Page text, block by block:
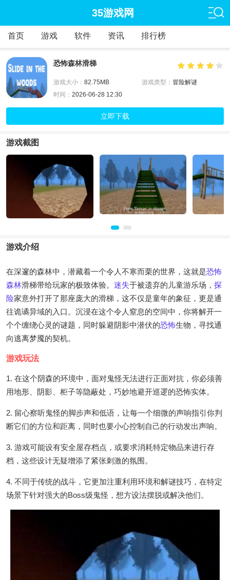
35游戏网
首页 游戏 软件 资讯 排行榜
恐怖森林滑梯
游戏大小： 82.75MB 游戏类型： 冒险解谜
时间： 2026-06-28 12:30
立即下载
游戏截图
游戏介绍
在深邃的森林中，潜藏着一个令人不寒而栗的世界，这就是恐怖
森林滑梯带给玩家的极致体验。 迷失于被遗弃的儿童游乐场， 探
险家意外打开了那座庞大的滑梯，这不仅是童年的象征，更是通
往诡谲异域的入口。沉浸在这个令人窒息的空间中，你将解开一
个个缠绕心灵的谜题，同时躲避阴影中潜伏的恐怖生物，寻找通
向逃离梦魇的契机。
游戏玩法
1. 在这个阴森的环境中，面对鬼怪无法进行正面对抗，你必须善
用地形、阴影、柜子等隐蔽处，巧妙地避开巡逻的恐怖实体。
2. 留心察听鬼怪的脚步声和低语，让每一个细微的声响指引你判
断它们的方位和距离，同时也要小心控制自己的行动发出声响。
3. 游戏可能设有安全屋存档点，或要求消耗特定物品来进行存
档，这些设计无疑增添了紧张刺激的氛围。
4. 不同于传统的战斗，它更加注重利用环境和解谜技巧，在特定
场景下针对强大的Boss级鬼怪，想方设法摆脱或解决他们。